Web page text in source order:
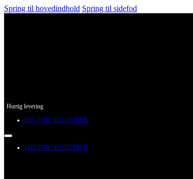
Spring til hovedindhold Spring til sidefod
Hurtig levering
LOG IND / REGISTRER
LOG IND / REGISTRER